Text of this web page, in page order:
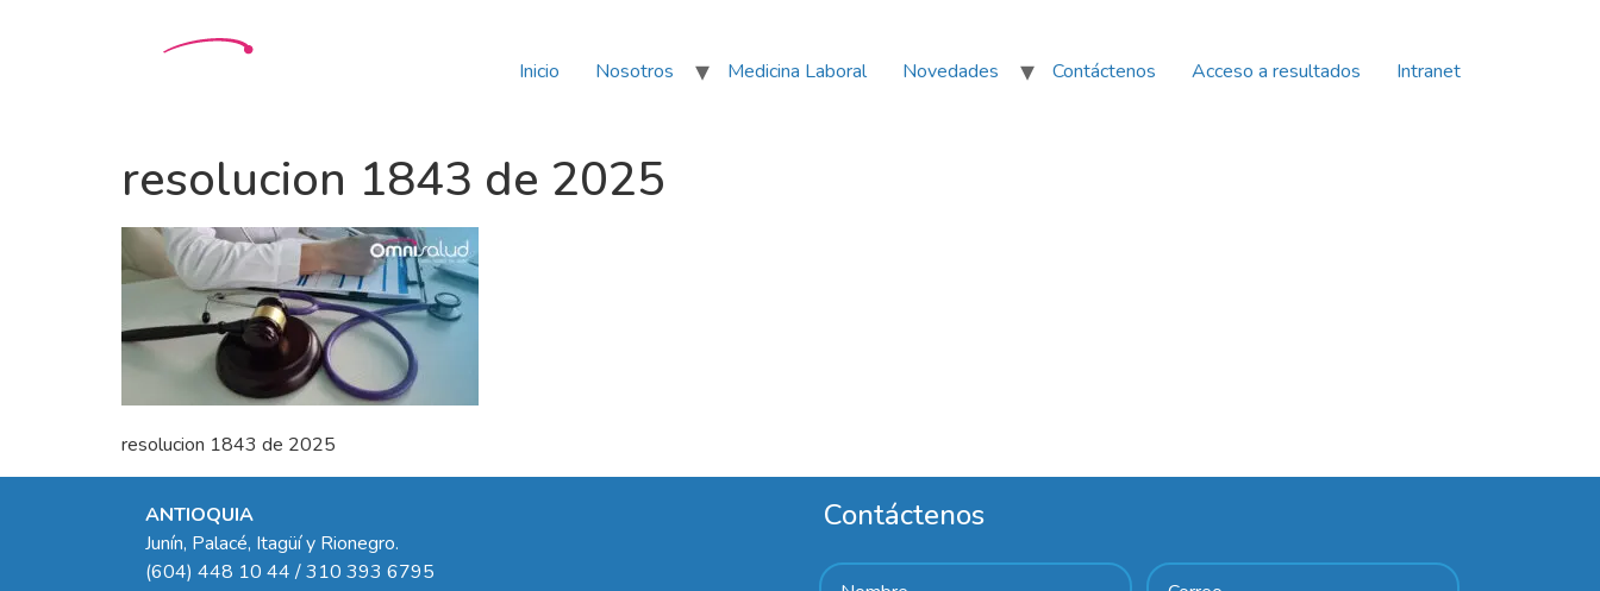
Inicio Nosotros Medicina Laboral Novedades Contáctenos Acceso a resultados Intranet
resolucion 1843 de 2025
resolucion 1843 de 2025
ANTIOQUIA
Junín, Palacé, Itagüí y Rionegro.
(604) 448 10 44 / 310 393 6795
Contáctenos